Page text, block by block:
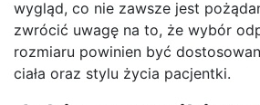
wygląd, co nie zawsze jest
zwrócić uwagę na to, że wybór
rozmiaru powinien być
ciała oraz stylu życia pacjentki.